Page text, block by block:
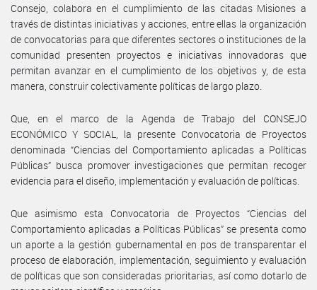
Consejo, colabora en el cumplimiento de las citadas Misiones a
través de distintas iniciativas y acciones, entre ellas la organización
de convocatorias para que diferentes sectores o instituciones de la
comunidad presenten proyectos e iniciativas innovadoras que
permitan avanzar en el cumplimiento de los objetivos y, de esta
manera, construir colectivamente políticas de largo plazo.
Que, en el marco de la Agenda de Trabajo del CONSEJO
ECONÓMICO Y SOCIAL, la presente Convocatoria de Proyectos
denominada “Ciencias del Comportamiento aplicadas a Políticas
Públicas” busca promover investigaciones que permitan recoger
evidencia para el diseño, implementación y evaluación de políticas.
Que asimismo esta Convocatoria de Proyectos “Ciencias del
Comportamiento aplicadas a Políticas Públicas” se presenta como
un aporte a la gestión gubernamental en pos de transparentar el
proceso de elaboración, implementación, seguimiento y evaluación
de políticas que son consideradas prioritarias, así como dotarlo de